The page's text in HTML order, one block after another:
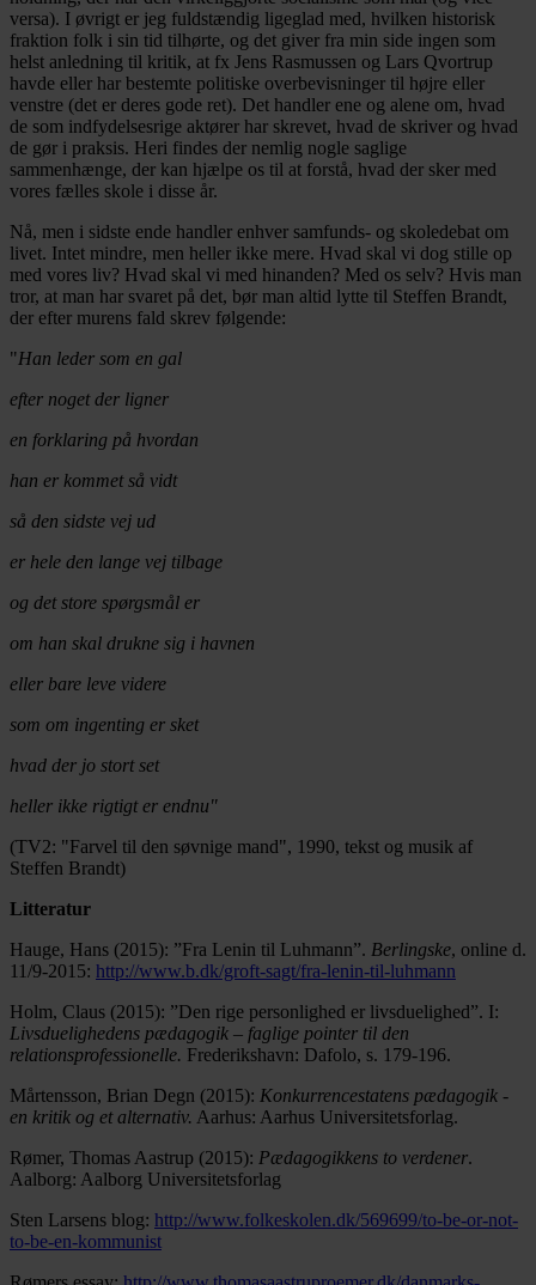
versa). I øvrigt er jeg fuldstændig ligeglad med, hvilken historisk
fraktion folk i sin tid tilhørte, og det giver fra min side ingen som
helst anledning til kritik, at fx Jens Rasmussen og Lars Qvortrup
havde eller har bestemte politiske overbevisninger til højre eller
venstre (det er deres gode ret). Det handler ene og alene om, hvad
de som indfydelsesrige aktører har skrevet, hvad de skriver og hvad
de gør i praksis. Heri findes der nemlig nogle saglige
sammenhænge, der kan hjælpe os til at forstå, hvad der sker med
vores fælles skole i disse år.
Nå, men i sidste ende handler enhver samfunds- og skoledebat om
livet. Intet mindre, men heller ikke mere. Hvad skal vi dog stille op
med vores liv? Hvad skal vi med hinanden? Med os selv? Hvis man
tror, at man har svaret på det, bør man altid lytte til Steffen Brandt,
der efter murens fald skrev følgende:
"Han leder som en gal
efter noget der ligner
en forklaring på hvordan
han er kommet så vidt
så den sidste vej ud
er hele den lange vej tilbage
og det store spørgsmål er
om han skal drukne sig i havnen
eller bare leve videre
som om ingenting er sket
hvad der jo stort set
heller ikke rigtigt er endnu"
(TV2: "Farvel til den søvnige mand", 1990, tekst og musik af
Steffen Brandt)
Litteratur
Hauge, Hans (2015): ”Fra Lenin til Luhmann”. Berlingske, online d.
11/9-2015: http://www.b.dk/groft-sagt/fra-lenin-til-luhmann
Holm, Claus (2015): ”Den rige personlighed er livsduelighed”. I:
Livsduelighedens pædagogik – faglige pointer til den
relationsprofessionelle. Frederikshavn: Dafolo, s. 179-196.
Mårtensson, Brian Degn (2015): Konkurrencestatens pædagogik -
en kritik og et alternativ. Aarhus: Aarhus Universitetsforlag.
Rømer, Thomas Aastrup (2015): Pædagogikkens to verdener.
Aalborg: Aalborg Universitetsforlag
Sten Larsens blog: http://www.folkeskolen.dk/569699/to-be-or-not-
to-be-en-kommunist